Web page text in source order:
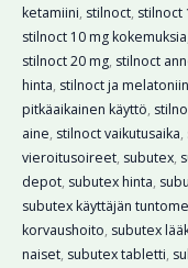
ketamiini, stilnoct, stilnoct
stilnoct 10 mg kokemuksia
stilnoct 20 mg, stilnoct
hinta, stilnoct ja
pitkäaikainen käyttö,
aine, stilnoct vaikutusaika,
vieroitusoireet, subutex,
depot, subutex hinta,
subutex käyttäjän
korvaushoito, subutex
naiset, subutex tabletti,